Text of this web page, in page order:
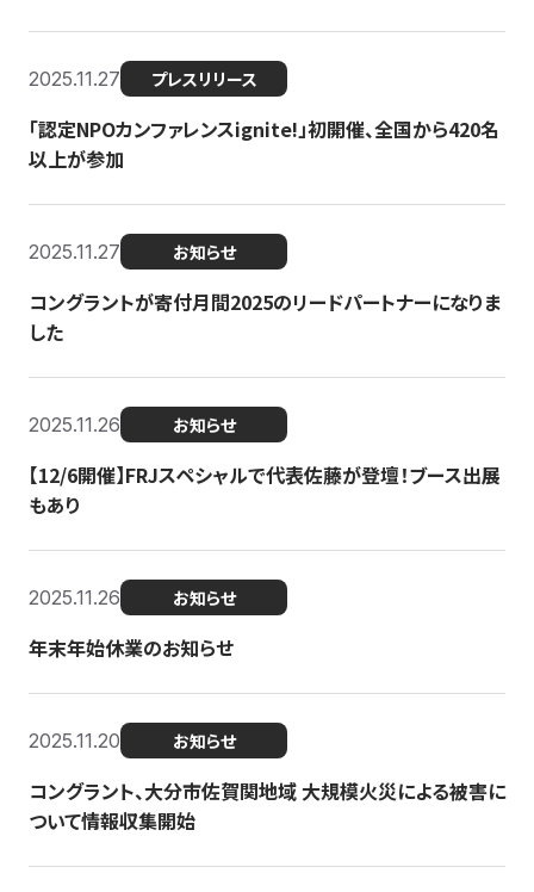
2025.11.27 プレスリリース
「認定NPOカンファレンスignite!」初開催、全国から420名
以上が参加
2025.11.27 お知らせ
コングラントが寄付月間2025のリードパートナーになりま
した
2025.11.26 お知らせ
【12/6開催】FRJスペシャルで代表佐藤が登壇！ブース出展
もあり
2025.11.26 お知らせ
年末年始休業のお知らせ
2025.11.20 お知らせ
コングラント、大分市佐賀関地域 大規模火災による被害に
ついて情報収集開始